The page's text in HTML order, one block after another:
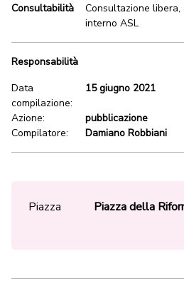
Consultabilità
Consultazione
interno ASL
Responsabilità
Data
compilazione:
15 giugno 2021
Azione:
pubblicazione
Compilatore:
Damiano Robbiani
Piazza Piazza della